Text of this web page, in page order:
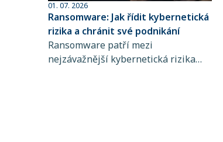
01. 07. 2026
Ransomware: Jak řídit kybernetická
rizika a chránit své podnikání
Ransomware patří mezi
nejzávažnější kybernetická rizika